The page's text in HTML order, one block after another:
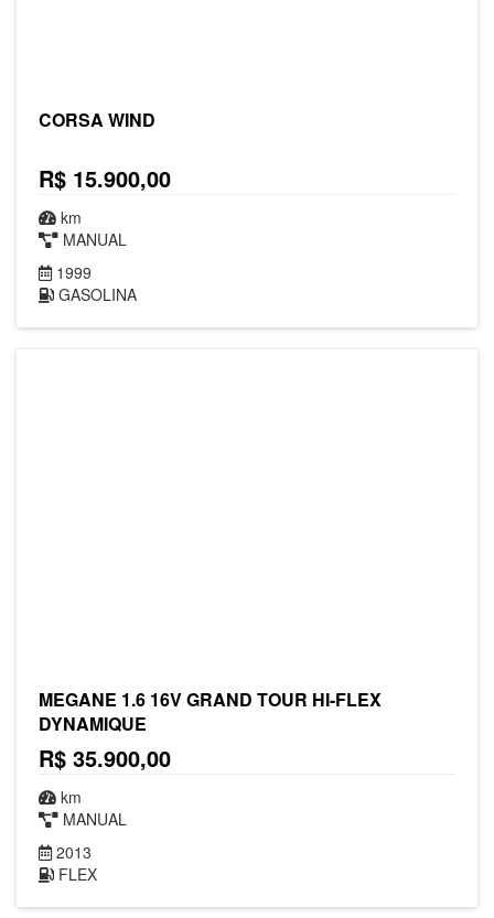
CORSA WIND
R$ 15.900,00
km
MANUAL
1999
GASOLINA
MEGANE 1.6 16V GRAND TOUR HI-FLEX
DYNAMIQUE
R$ 35.900,00
km
MANUAL
2013
FLEX